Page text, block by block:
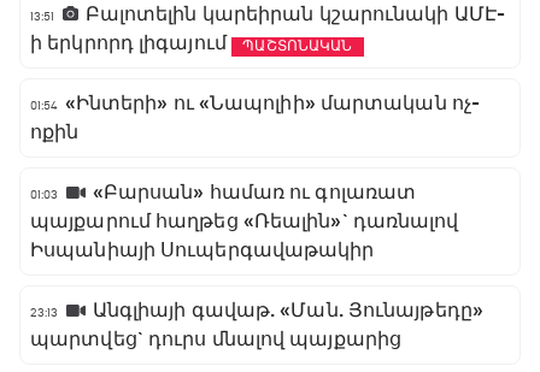
13:51
Բալոտելին կարեիրան կշարունակի ԱՄԷ-
ի երկրորդ լիգայում
ՊԱՇՏՈՆԱԿԱՆ
01:54 «Ինտերի» ու «Նապոլիի» մարտական ոչ-
ոքին
01:03
«Բարսան» համառ ու գոլառատ
պայքարում հաղթեց «Ռեալին»` դառնալով
Իսպանիայի Սուպերգավաթակիր
23:13
Անգլիայի գավաթ. «Ման. Յունայթեդը»
պարտվեց` դուրս մնալով պայքարից